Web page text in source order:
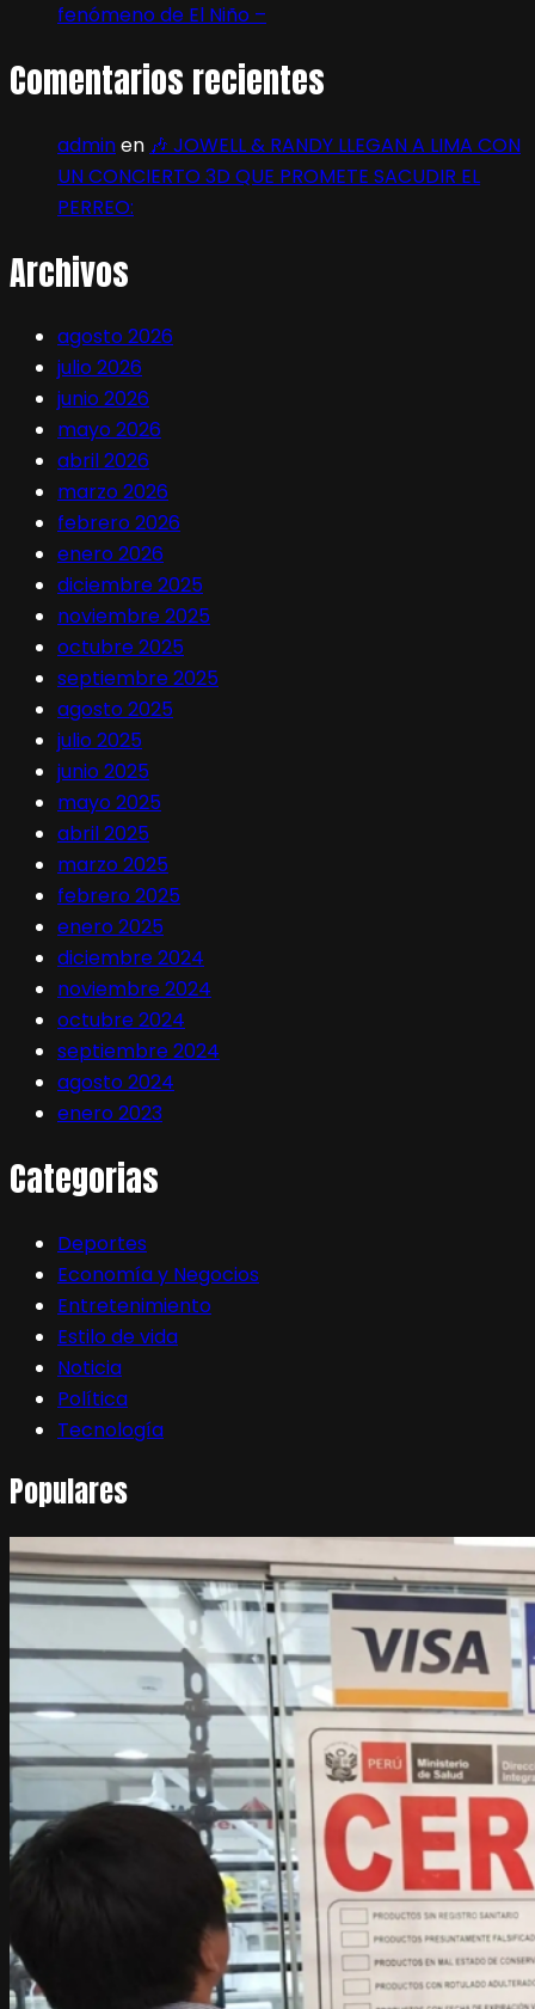
fenómeno de El Niño –
Comentarios recientes
adminen 🎶 JOWELL & RANDY LLEGAN A LIMA CON
UN CONCIERTO 3D QUE PROMETE SACUDIR EL
PERREO:
Archivos
agosto 2026
julio 2026
junio 2026
mayo 2026
abril 2026
marzo 2026
febrero 2026
enero 2026
diciembre 2025
noviembre 2025
octubre 2025
septiembre 2025
agosto 2025
julio 2025
junio 2025
mayo 2025
abril 2025
marzo 2025
febrero 2025
enero 2025
diciembre 2024
noviembre 2024
octubre 2024
septiembre 2024
agosto 2024
enero 2023
Categorias
Deportes
Economía y Negocios
Entretenimiento
Estilo de vida
Noticia
Política
Tecnología
Populares